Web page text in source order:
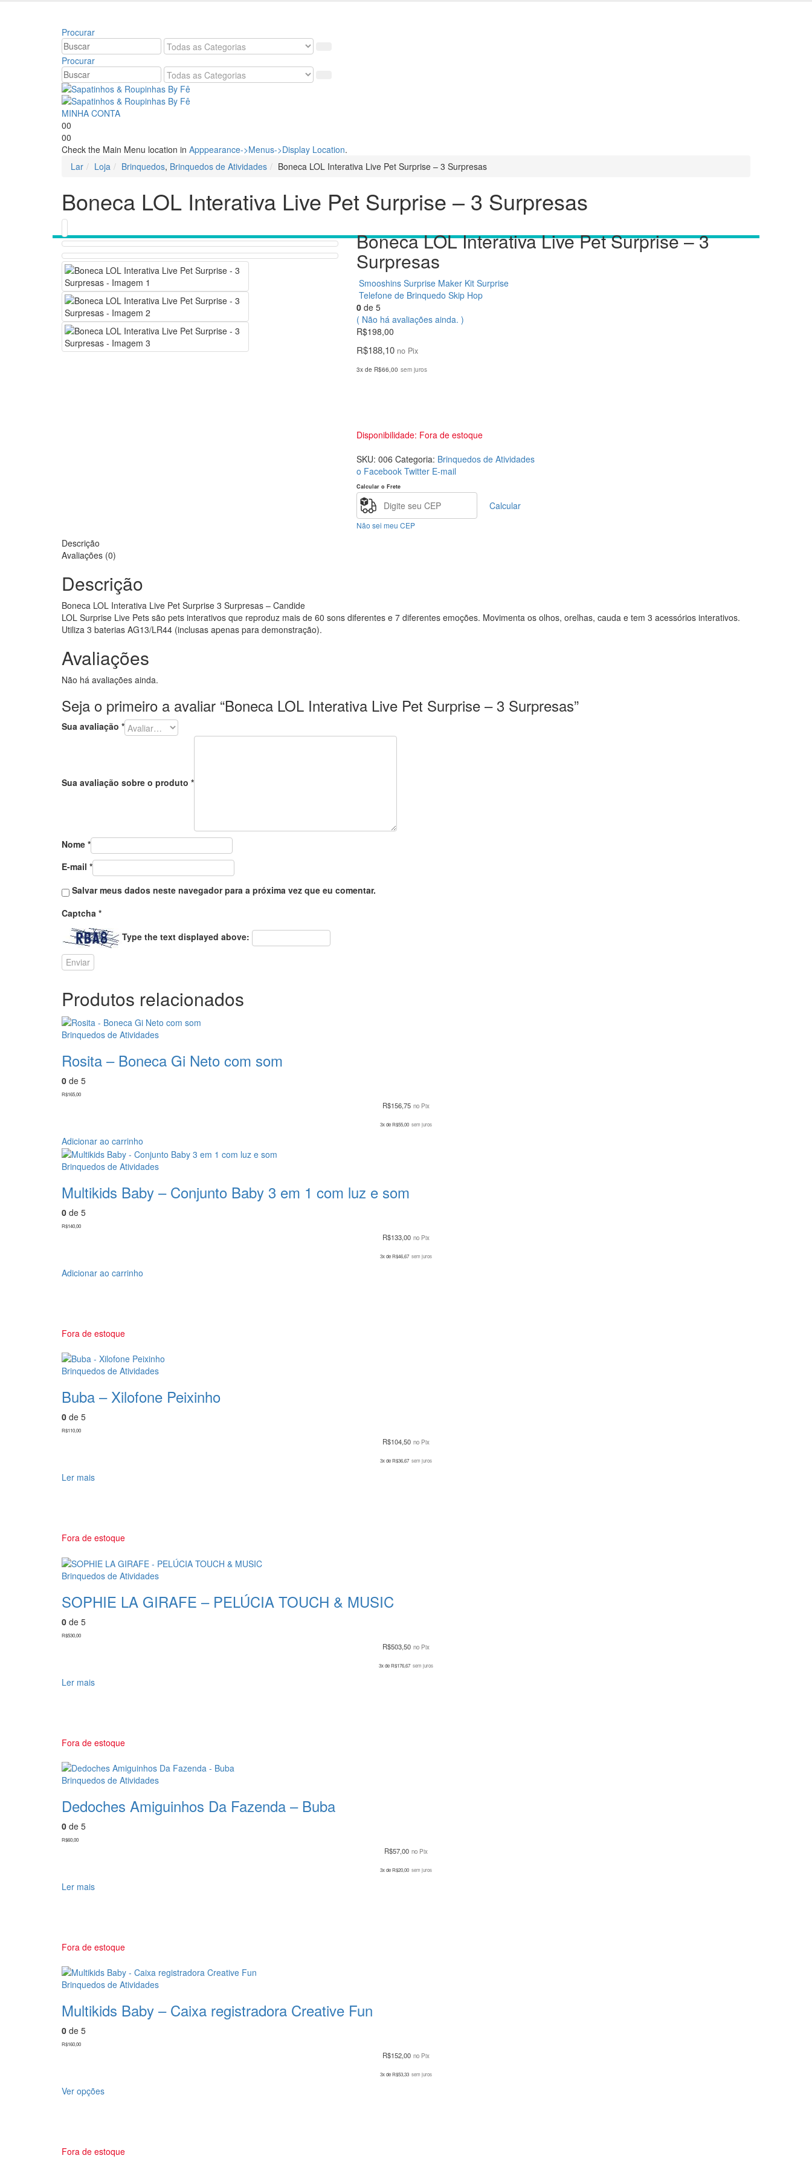
Procurar
Procurar
MINHA CONTA
00
00
Check the Main Menu location in Apppearance->Menus->Display Location.
Lar
Loja Brinquedos, Brinquedos de Atividades Boneca LOL Interativa Live Pet Surprise – 3 Surpresas
Boneca LOL Interativa Live Pet Surprise – 3 Surpresas
Boneca LOL Interativa Live Pet Surprise – 3
Surpresas
Smooshins Surprise Maker Kit Surprise
Telefone de Brinquedo Skip Hop
0de 5
( Não há avaliações ainda. )
R$198,00
R$188,10 no Pix
3x de R$66,00 sem juros
Disponibilidade: Fora de estoque
SKU: 006 Categoria: Brinquedos de Atividades
o Facebook Twitter E-mail
Calcular o Frete
Calcular
Não sei meu CEP
Descrição
Avaliações (0)
Descrição
Boneca LOL Interativa Live Pet Surprise 3 Surpresas – Candide
LOL Surprise Live Pets são pets interativos que reproduz mais de 60 sons diferentes e 7 diferentes emoções. Movimenta os olhos, orelhas, cauda e tem 3 acessórios interativos.
Utiliza 3 baterias AG13/LR44 (inclusas apenas para demonstração).
Avaliações
Não há avaliações ainda.
Seja o primeiro a avaliar “Boneca LOL Interativa Live Pet Surprise – 3 Surpresas”
Sua avaliação *
Sua avaliação sobre o produto *
Nome *
E-mail *
Salvar meus dados neste navegador para a próxima vez que eu comentar.
Captcha *
Type the text displayed above:
Produtos relacionados
Brinquedos de Atividades
Rosita – Boneca Gi Neto com som
0 de 5
R$165,00
R$156,75 no Pix
3x deR$55,00 sem juros
Adicionar ao carrinho
Brinquedos de Atividades
Multikids Baby – Conjunto Baby 3 em 1 com luz e som
0 de 5
R$140,00
R$133,00 no Pix
3x deR$46,67 sem juros
Adicionar ao carrinho
Fora de estoque
Brinquedos de Atividades
Buba – Xilofone Peixinho
0 de 5
R$110,00
R$104,50 no Pix
3x deR$36,67 sem juros
Ler mais
Fora de estoque
Brinquedos de Atividades
SOPHIE LA GIRAFE – PELÚCIA TOUCH & MUSIC
0 de 5
R$530,00
R$503,50 no Pix
3x deR$176,67 sem juros
Ler mais
Fora de estoque
Brinquedos de Atividades
Dedoches Amiguinhos Da Fazenda – Buba
0 de 5
R$60,00
R$57,00 no Pix
3x deR$20,00 sem juros
Ler mais
Fora de estoque
Brinquedos de Atividades
Multikids Baby – Caixa registradora Creative Fun
0 de 5
R$160,00
R$152,00 no Pix
3x deR$53,33 sem juros
Ver opções
Fora de estoque